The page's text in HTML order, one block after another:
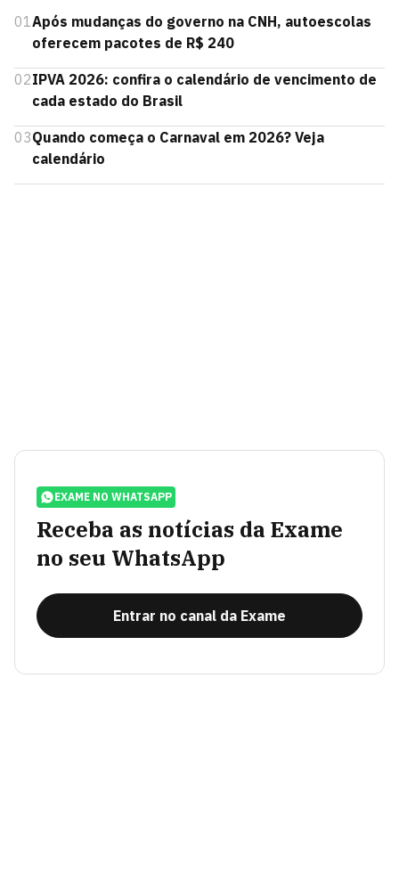
01Após mudanças do governo na CNH, autoescolas
oferecem pacotes de R$ 240
02IPVA 2026: confira o calendário de vencimento de
cada estado do Brasil
03Quando começa o Carnaval em 2026? Veja
calendário
EXAME NO WHATSAPP
Receba as notícias da Exame
no seu WhatsApp
Entrar no canal da Exame